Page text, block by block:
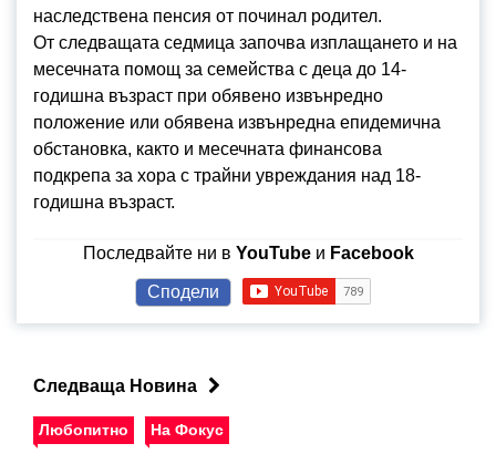
наследствена пенсия от починал родител.
От следващата седмица започва изплащането и на
месечната помощ за семейства с деца до 14-
годишна възраст при обявено извънредно
положение или обявена извънредна епидемична
обстановка, както и месечната финансова
подкрепа за хора с трайни увреждания над 18-
годишна възраст.
Последвайте ни в YouTubeи Facebook
Сподели
Следваща Новина
Любопитно На Фокус